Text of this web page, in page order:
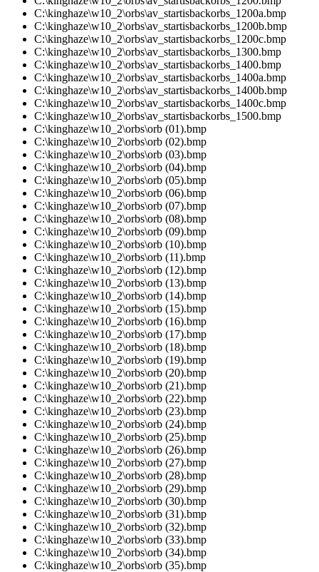
C:\kinghaze\w10_2\orbs\av_startisbackorbs_1200a.bmp
C:\kinghaze\w10_2\orbs\av_startisbackorbs_1200b.bmp
C:\kinghaze\w10_2\orbs\av_startisbackorbs_1200c.bmp
C:\kinghaze\w10_2\orbs\av_startisbackorbs_1300.bmp
C:\kinghaze\w10_2\orbs\av_startisbackorbs_1400.bmp
C:\kinghaze\w10_2\orbs\av_startisbackorbs_1400a.bmp
C:\kinghaze\w10_2\orbs\av_startisbackorbs_1400b.bmp
C:\kinghaze\w10_2\orbs\av_startisbackorbs_1400c.bmp
C:\kinghaze\w10_2\orbs\av_startisbackorbs_1500.bmp
C:\kinghaze\w10_2\orbs\orb (01).bmp
C:\kinghaze\w10_2\orbs\orb (02).bmp
C:\kinghaze\w10_2\orbs\orb (03).bmp
C:\kinghaze\w10_2\orbs\orb (04).bmp
C:\kinghaze\w10_2\orbs\orb (05).bmp
C:\kinghaze\w10_2\orbs\orb (06).bmp
C:\kinghaze\w10_2\orbs\orb (07).bmp
C:\kinghaze\w10_2\orbs\orb (08).bmp
C:\kinghaze\w10_2\orbs\orb (09).bmp
C:\kinghaze\w10_2\orbs\orb (10).bmp
C:\kinghaze\w10_2\orbs\orb (11).bmp
C:\kinghaze\w10_2\orbs\orb (12).bmp
C:\kinghaze\w10_2\orbs\orb (13).bmp
C:\kinghaze\w10_2\orbs\orb (14).bmp
C:\kinghaze\w10_2\orbs\orb (15).bmp
C:\kinghaze\w10_2\orbs\orb (16).bmp
C:\kinghaze\w10_2\orbs\orb (17).bmp
C:\kinghaze\w10_2\orbs\orb (18).bmp
C:\kinghaze\w10_2\orbs\orb (19).bmp
C:\kinghaze\w10_2\orbs\orb (20).bmp
C:\kinghaze\w10_2\orbs\orb (21).bmp
C:\kinghaze\w10_2\orbs\orb (22).bmp
C:\kinghaze\w10_2\orbs\orb (23).bmp
C:\kinghaze\w10_2\orbs\orb (24).bmp
C:\kinghaze\w10_2\orbs\orb (25).bmp
C:\kinghaze\w10_2\orbs\orb (26).bmp
C:\kinghaze\w10_2\orbs\orb (27).bmp
C:\kinghaze\w10_2\orbs\orb (28).bmp
C:\kinghaze\w10_2\orbs\orb (29).bmp
C:\kinghaze\w10_2\orbs\orb (30).bmp
C:\kinghaze\w10_2\orbs\orb (31).bmp
C:\kinghaze\w10_2\orbs\orb (32).bmp
C:\kinghaze\w10_2\orbs\orb (33).bmp
C:\kinghaze\w10_2\orbs\orb (34).bmp
C:\kinghaze\w10_2\orbs\orb (35).bmp